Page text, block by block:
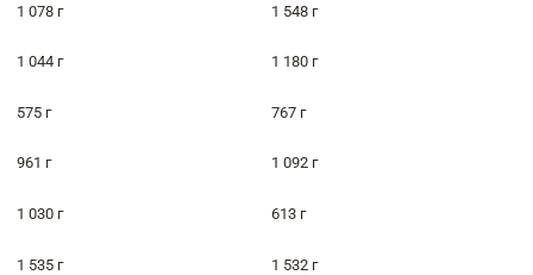
1 078 г 1 548 г
1 044 г 1 180 г
575 г 767 г
961 г 1 092 г
1 030 г 613 г
1 535 г 1 532 г